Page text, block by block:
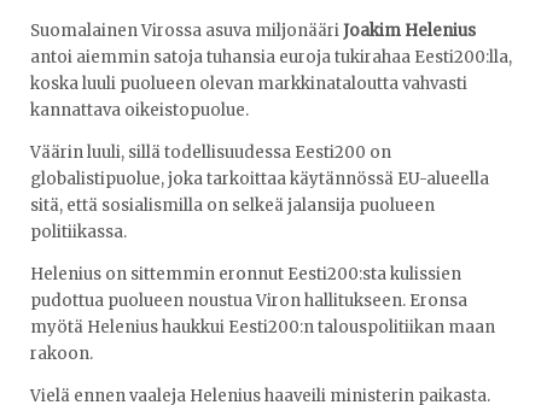
Suomalainen Virossa asuva miljonääriJoakim Helenius
antoi aiemmin satoja tuhansia euroja tukirahaa Eesti200:lla,
koska luuli puolueen olevan markkinataloutta vahvasti
kannattava oikeistopuolue.
Väärin luuli, sillä todellisuudessa Eesti200 on
globalistipuolue, joka tarkoittaa käytännössä EU-alueella
sitä, että sosialismilla on selkeä jalansija puolueen
politiikassa.
Helenius on sittemmin eronnut Eesti200:sta kulissien
pudottua puolueen noustua Viron hallitukseen. Eronsa
myötä Helenius haukkui Eesti200:n talouspolitiikan maan
rakoon.
Vielä ennen vaaleja Helenius haaveili ministerin paikasta.